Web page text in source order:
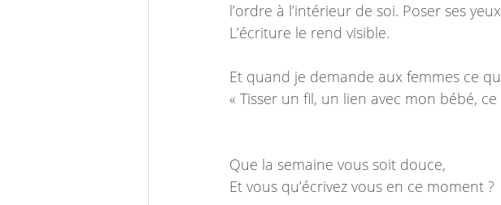
l’ordre à l’intérieur de soi. Poser ses
L’écriture le rend visible.
Et quand je demande aux femmes ce
« Tisser un fil, un lien avec mon bébé,
Que la semaine vous soit douce,
Et vous qu’écrivez vous en ce moment ?